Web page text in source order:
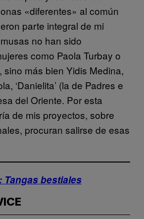
«diferentes» al común
parte integral de mi
no han sido
como Paola Turbay o
sino más bien Yidis Medina,
‘Danielita’ (la de Padres e
del Oriente. Por esta
de mis proyectos, sobre
procuran salirse de esas
Tangas bestiales